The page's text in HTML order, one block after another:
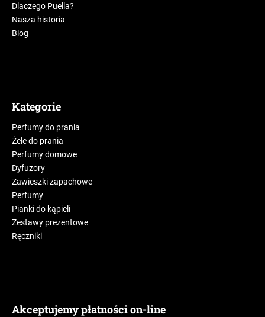
Dlaczego Puella?
Nasza historia
Blog
Kategorie
Perfumy do prania
Żele do prania
Perfumy domowe
Dyfuzory
Zawieszki zapachowe
Perfumy
Pianki do kąpieli
Zestawy prezentowe
Ręczniki
Akceptujemy płatności on-line